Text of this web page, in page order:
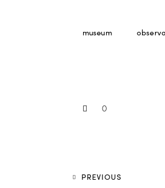
museum
0
PREVIOUS